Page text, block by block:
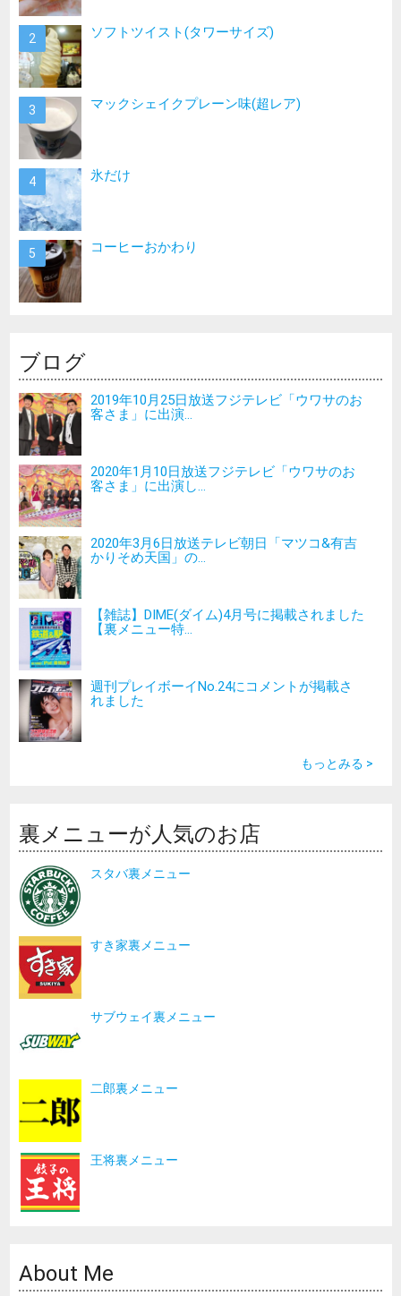
ソフトツイスト(タワーサイズ)
マックシェイクプレーン味(超レア)
氷だけ
コーヒーおかわり
ブログ
2019年10月25日放送フジテレビ「ウワサのお
客さま」に出演...
2020年1月10日放送フジテレビ「ウワサのお
客さま」に出演し...
2020年3月6日放送テレビ朝日「マツコ&有吉
かりそめ天国」の...
【雑誌】DIME(ダイム)4月号に掲載されました
【裏メニュー特...
週刊プレイボーイNo.24にコメントが掲載さ
れました
もっとみる >
裏メニューが人気のお店
スタバ裏メニュー
すき家裏メニュー
サブウェイ裏メニュー
二郎裏メニュー
王将裏メニュー
About Me